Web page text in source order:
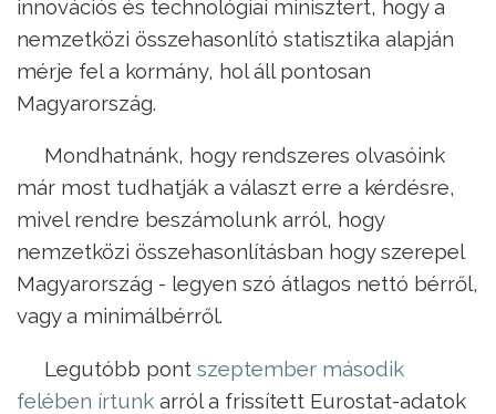
innovációs és technológiai minisztert, hogy a
nemzetközi összehasonlító statisztika alapján
mérje fel a kormány, hol áll pontosan
Magyarország.
Mondhatnánk, hogy rendszeres olvasóink
már most tudhatják a választ erre a kérdésre,
mivel rendre beszámolunk arról, hogy
nemzetközi összehasonlításban hogy szerepel
Magyarország - legyen szó átlagos nettó bérről,
vagy a minimálbérről.
Legutóbb pont szeptember második
felében írtunk arról a frissített Eurostat-adatok